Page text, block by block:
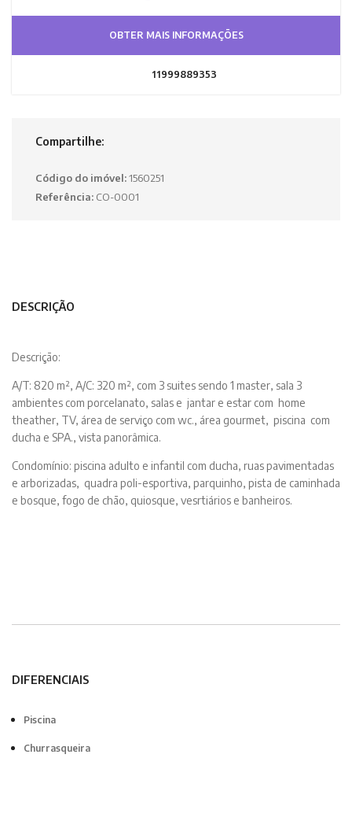
OBTER MAIS INFORMAÇÕES
11999889353
Compartilhe:
Código do imóvel:1560251
Referência: CO-0001
DESCRIÇÃO
Descrição:
A/T: 820 m², A/C: 320 m², com 3 suites sendo 1 master, sala 3
ambientes com porcelanato, salas e jantar e estar com home
theather, TV, área de serviço com wc., área gourmet, piscina com
ducha e SPA., vista panorâmica.
Condomínio: piscina adulto e infantil com ducha, ruas pavimentadas
e arborizadas, quadra poli-esportiva, parquinho, pista de caminhada
e bosque, fogo de chão, quiosque, vesrtiários e banheiros.
DIFERENCIAIS
Piscina
Churrasqueira